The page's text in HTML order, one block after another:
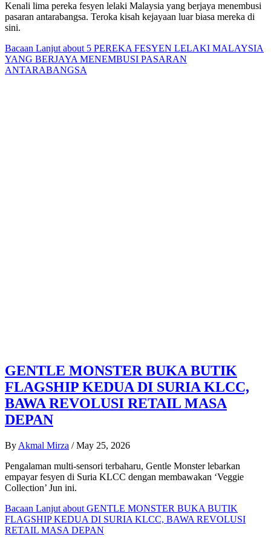
Kenali lima pereka fesyen lelaki Malaysia yang berjaya menembusi
pasaran antarabangsa. Teroka kisah kejayaan luar biasa mereka di
sini.
Bacaan Lanjut about 5 PEREKA FESYEN LELAKI MALAYSIA
YANG BERJAYA MENEMBUSI PASARAN
ANTARABANGSA
GENTLE MONSTER BUKA BUTIK
FLAGSHIP KEDUA DI SURIA KLCC,
BAWA REVOLUSI RETAIL MASA
DEPAN
By Akmal Mirza / May 25, 2026
Pengalaman multi-sensori terbaharu, Gentle Monster lebarkan
empayar fesyen di Suria KLCC dengan membawakan ‘Veggie
Collection’ Jun ini.
Bacaan Lanjut about GENTLE MONSTER BUKA BUTIK
FLAGSHIP KEDUA DI SURIA KLCC, BAWA REVOLUSI
RETAIL MASA DEPAN